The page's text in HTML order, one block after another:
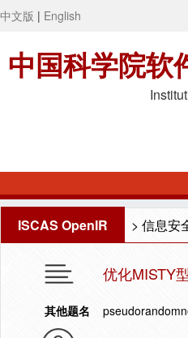
中文版 | English
中国科学院软
ISCAS OpenIR > 信息安
优化MISTY
其他题名